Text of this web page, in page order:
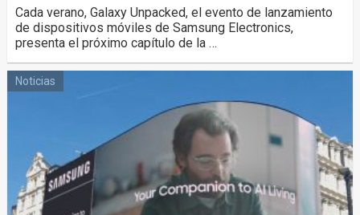
Cada verano, Galaxy Unpacked, el evento de lanzamiento
de dispositivos móviles de Samsung Electronics,
presenta el próximo capítulo de la …
Noticias